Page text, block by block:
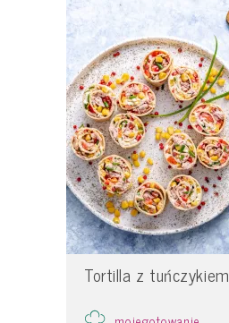
Tortilla z tuńczykiem